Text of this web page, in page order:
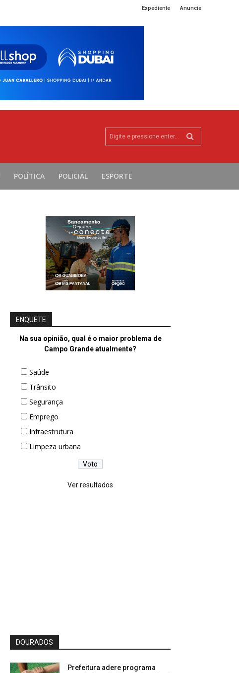
Expediente Anuncie
Digite e pressione enter...
POLÍTICA POLICIAL ESPORTE
ENQUETE
Na sua opinião, qual é o maior problema de
Campo Grande atualmente?
Saúde
Trânsito
Segurança
Emprego
Infraestrutura
Limpeza urbana
Ver resultados
DOURADOS
Prefeitura adere programa